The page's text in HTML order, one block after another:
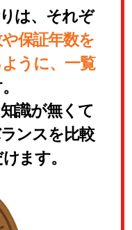
は、それぞ
保証年数を
うに、一覧
識が無くて
ンスを比較
ます。